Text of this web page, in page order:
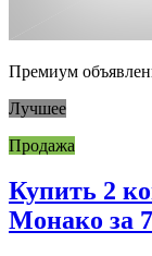
Премиум
Лучшее
Продажа
Купить 2
Монако за